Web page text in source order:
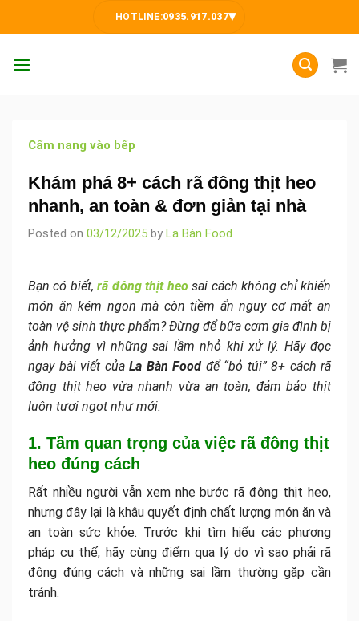
HOTLINE:0935.917.037▾
Cẩm nang vào bếp
Khám phá 8+ cách rã đông thịt heo
nhanh, an toàn & đơn giản tại nhà
Posted on 03/12/2025 by La Bàn Food
Bạn có biết,rã đông thịt heosai cách không chỉ khiến
món ăn kém ngon mà còn tiềm ẩn nguy cơ mất an
toàn vệ sinh thực phẩm? Đừng để bữa cơm gia đình bị
ảnh hưởng vì những sai lầm nhỏ khi xử lý. Hãy đọc
ngay bài viết của La Bàn Food để “bỏ túi” 8+ cách rã
đông thịt heo vừa nhanh vừa an toàn, đảm bảo thịt
luôn tươi ngọt như mới.
1. Tầm quan trọng của việc rã đông thịt
heo đúng cách
Rất nhiều người vẫn xem nhẹ bước rã đông thịt heo,
nhưng đây lại là khâu quyết định chất lượng món ăn và
an toàn sức khỏe. Trước khi tìm hiểu các phương
pháp cụ thể, hãy cùng điểm qua lý do vì sao phải rã
đông đúng cách và những sai lầm thường gặp cần
tránh.